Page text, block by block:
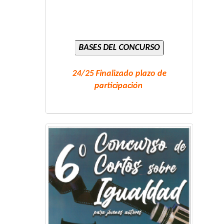
24/25 Finalizado plazo de
participación